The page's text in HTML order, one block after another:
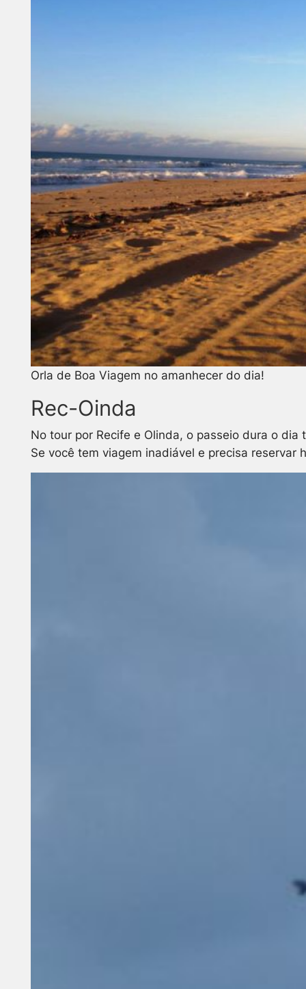
Orla de Boa Viagem no amanhecer do dia!
Rec-Oinda
No tour por Recife e Olinda, o passeio dura o
Se você tem viagem inadiável e precisa reservar